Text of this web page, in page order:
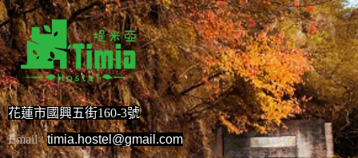
花蓮市國興五街160-3號
Email：timia.hostel@gmail.com